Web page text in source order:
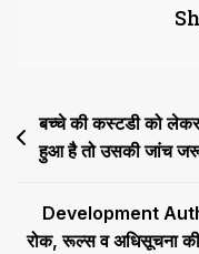
Post
navigation
बच्चे की कस्टडी को
हुआ है तो उसकी जांच
Development
रोक, रूल्स व अधिसूचना की